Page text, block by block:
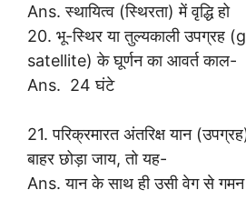
Ans. स्थायित्व (स्थिरता) में वृद्धि हो
20. भू-स्थिर या तुल्यकाली उपग्रह
satellite) के घूर्णन का आवर्त काल-
Ans. 24 घंटे
21. परिक्रमारत अंतरिक्ष यान
बाहर छोड़ा जाय, तो यह-
Ans. यान के साथ ही उसी वेग से गमन